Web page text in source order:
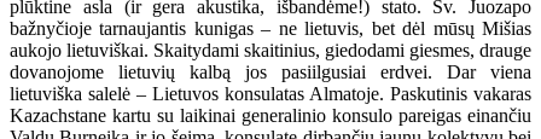
plūktine asla (ir gera akustika, išbandėme!) stato. Šv. Juozapo
bažnyčioje tarnaujantis kunigas – ne lietuvis, bet dėl mūsų Mišias
aukojo lietuviškai. Skaitydami skaitinius, giedodami giesmes, drauge
dovanojome lietuvių kalbą jos pasiilgusiai erdvei. Dar viena
lietuviška salelė – Lietuvos konsulatas Almatoje. Paskutinis vakaras
Kazachstane kartu su laikinai generalinio konsulo pareigas einančiu